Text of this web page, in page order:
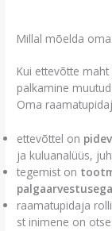
Millal mõelda
Kui ettevõtte
palkamine
Oma
ettevõttel on
ja kuluanalüüs,
tegemist on
palgaarvestusega
raamatupidaja
st inimene on